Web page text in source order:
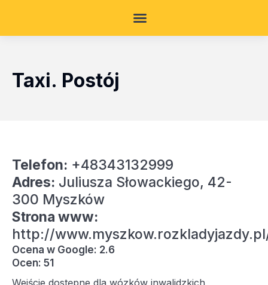
Taxi. Postój
Telefon: +48343132999
Adres: Juliusza Słowackiego, 42-
300 Myszków
Strona www:
http://
Ocena w Google: 2.6
Ocen: 51
Wejście dostępne dla wózków inwalidzkich